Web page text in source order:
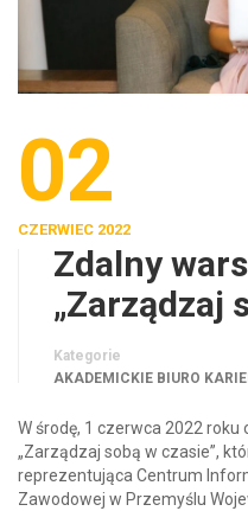
02
CZERWIEC 2022
Zdalny
„Zarządzaj
Kategorie
AKADEMICKIE BIURO
W środę, 1 czerwca 2022 roku
„Zarządzaj sobą w czasie”,
reprezentująca Centrum
Zawodowej w Przemyślu